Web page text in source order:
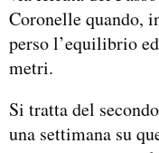
Coronelle quando,
perso l’equilibrio
metri.
Si tratta del
una settimana su